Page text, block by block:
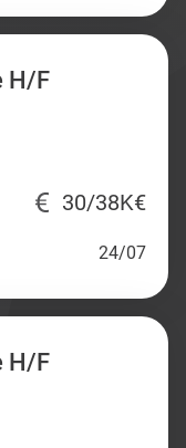
H/F
30/38K€
24/07
H/F